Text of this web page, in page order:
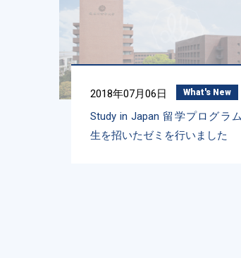
2018年07月06日 What's New
Study in Japan 留学プログラ
生を招いたゼミを行いました